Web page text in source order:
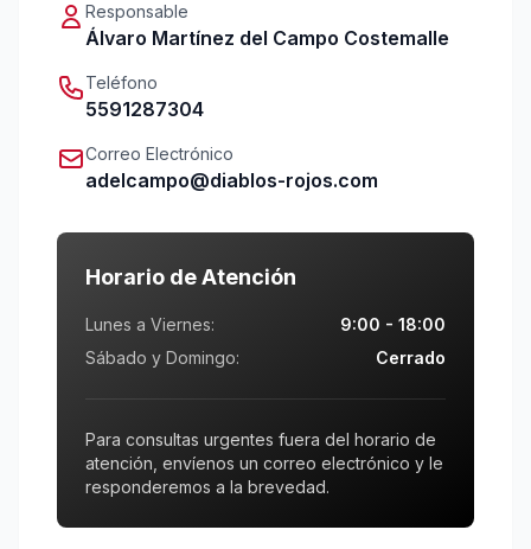
Responsable
Álvaro Martínez del Campo Costemalle
Teléfono
5591287304
Correo Electrónico
adelcampo@diablos-rojos.com
Horario de Atención
Lunes a Viernes:
9:00 - 18:00
Sábado y Domingo:
Cerrado
Para consultas urgentes fuera del horario de
atención, envíenos un correo electrónico y le
responderemos a la brevedad.